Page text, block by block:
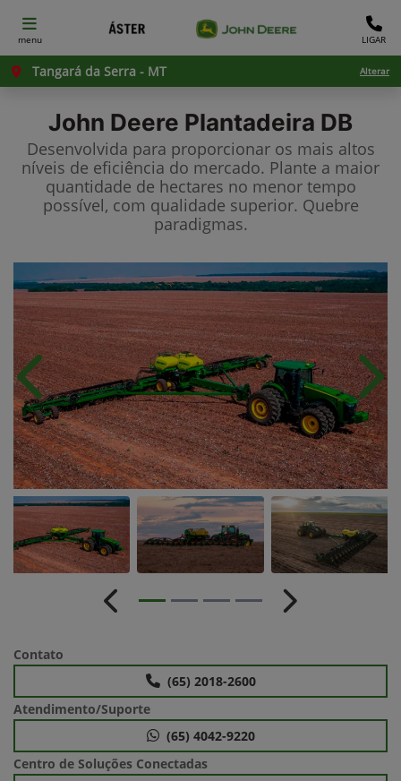
menu LIGAR
Tangará da Serra - MT Alterar
John Deere Plantadeira DB
Desenvolvida para proporcionar os mais altos
níveis de eficiência do mercado. Plante a maior
quantidade de hectares no menor tempo
possível, com qualidade superior. Quebre
paradigmas.
Anterior
Anterior Próximo
Contato
(65) 2018-2600
Atendimento/Suporte
(65) 4042-9220
Centro de Soluções Conectadas